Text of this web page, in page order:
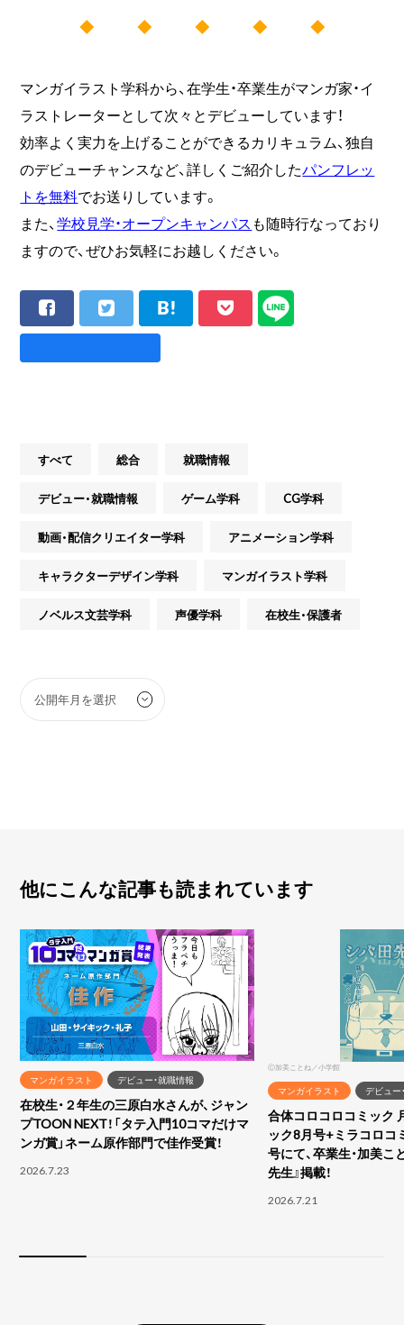
◆ ◆ ◆ ◆ ◆
マンガイラスト学科から、在学生・卒業生がマンガ家・イ
ラストレーターとして次々とデビューしています！
効率よく実力を上げることができるカリキュラム、独自
のデビューチャンスなど、詳しくご紹介したパンフレッ
トを無料でお送りしています。
また、学校見学・オープンキャンパス も随時行なっており
ますので、ぜひお気軽にお越しください。
すべて 総合 就職情報
デビュー・就職情報 ゲーム学科 CG学科
動画・配信クリエイター学科 アニメーション学科
キャラクターデザイン学科 マンガイラスト学科
ノベルス文芸学科 声優学科 在校生・保護者
他にこんな記事も読まれています
マンガイラスト デビュー・就職情報
在校生・２年生の三原白水さんが、ジャン
プTOON NEXT！「タテ入門10コマだけマ
ンガ賞」ネーム原作部門で佳作受賞！
2026.7.23
Ⓒ加美ことね／小学館
マンガイラスト デビュー
合体コロコロコミック
ック8月号+ミラコロコ
号にて、卒業生・加美こ
先生』掲載！
2026.7.21